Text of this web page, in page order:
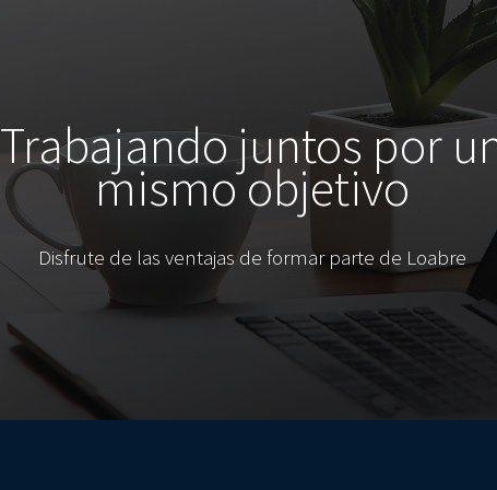
Trabajando juntos por
mismo objetivo
Disfrute de las ventajas de formar parte de Loabre